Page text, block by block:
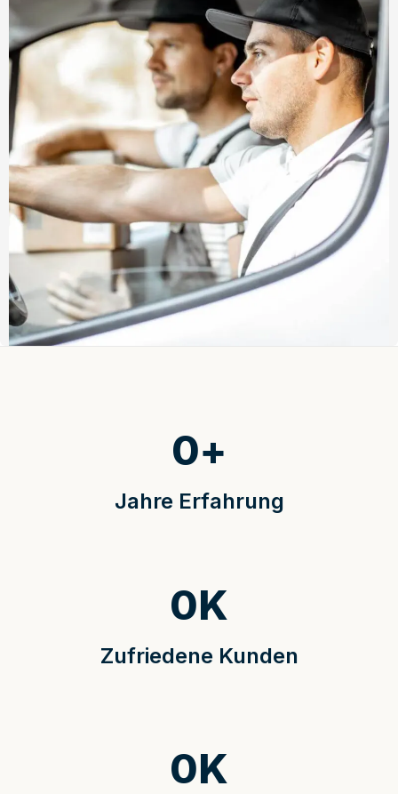
Jahre Erfahrung
0+
Zufriedene Kunden
0K
0K